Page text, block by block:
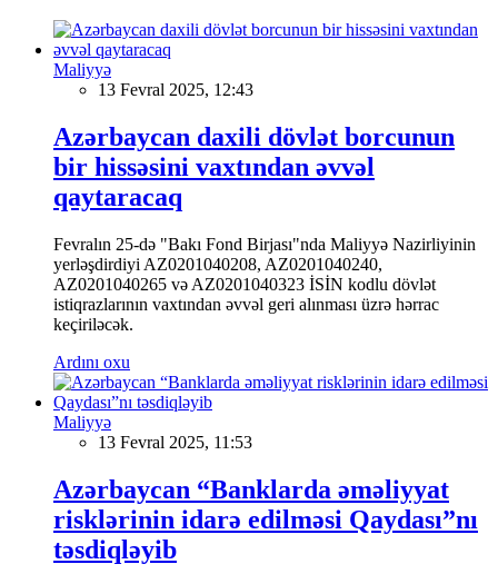
Maliyyə
13 Fevral 2025, 12:43
Azərbaycan daxili dövlət borcunun
bir hissəsini vaxtından əvvəl
qaytaracaq
Fevralın 25-də "Bakı Fond Birjası"nda Maliyyə Nazirliyinin
yerləşdirdiyi AZ0201040208, AZ0201040240,
AZ0201040265 və AZ0201040323 İSİN kodlu dövlət
istiqrazlarının vaxtından əvvəl geri alınması üzrə hərrac
keçiriləcək.
Ardını oxu
Maliyyə
13 Fevral 2025, 11:53
Azərbaycan “Banklarda əməliyyat
risklərinin idarə edilməsi Qaydası”nı
təsdiqləyib